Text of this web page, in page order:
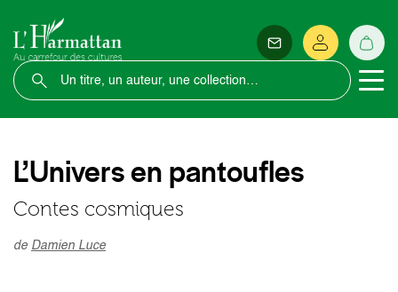
L’Univers en pantoufles
Contes cosmiques
de Damien Luce